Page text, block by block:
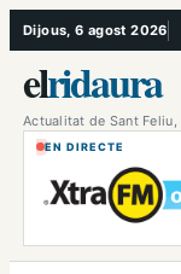
Vés
al
contingut
Dijous, 6 agost 2026
elridaura
Actualitat de Sant Feliu,
EN DIRECTE